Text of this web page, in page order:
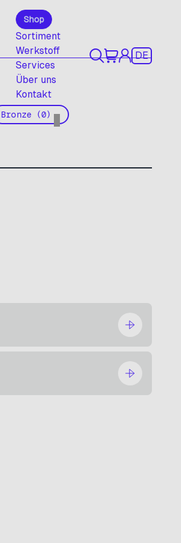
DE
Shop
Sortiment
Werkstoff
Services
Über uns
Kontakt
Bronze (0)